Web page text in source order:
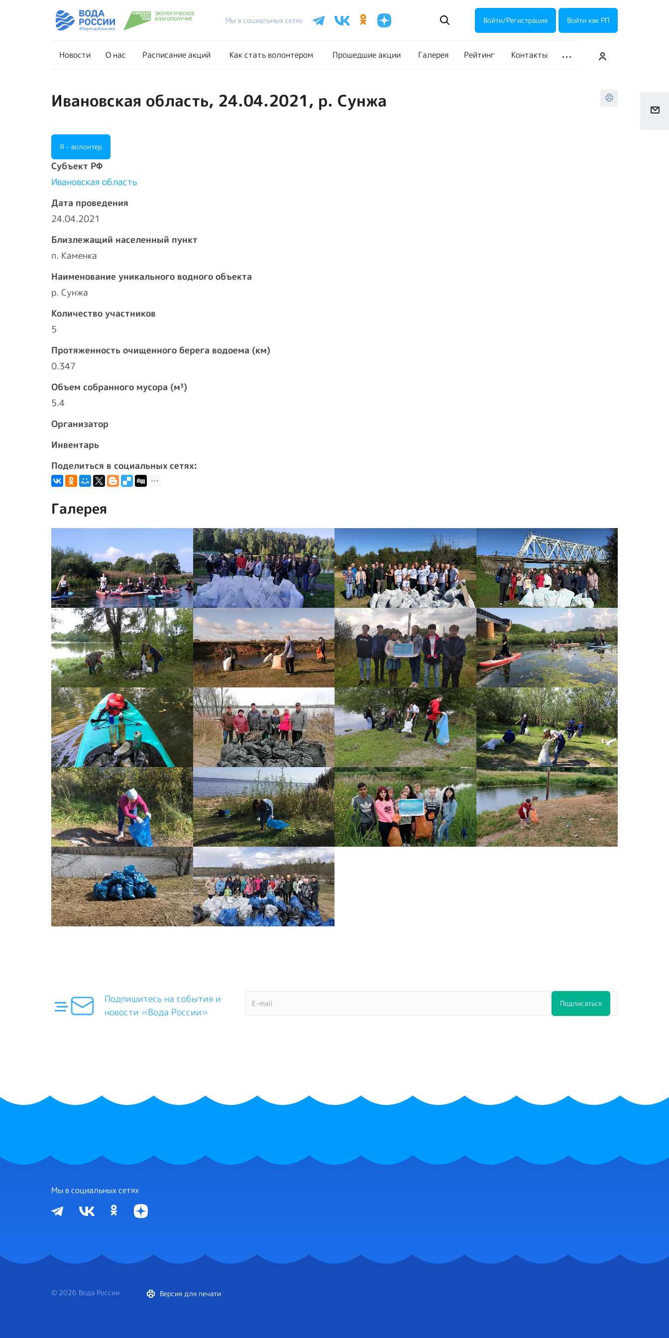
Мы в социальных сетях Войти/Регистрация Войти как РП
Новости О нас Расписание акций Как стать волонтером Прошедшие акции Галерея Рейтинг Контакты
Новости О нас Как стать волонтером Прошедшие акции
Ивановская область, 24.04.2021, р. Сунжа
Я - волонтер
Cубъект РФ
Ивановская область
Дата проведения
24.04.2021
Близлежащий населенный пункт
п. Каменка
Наименование уникального водного объекта
р. Сунжа
Количество участников
5
Протяженность очищенного берега водоема (км)
0.347
Объем собранного мусора (м³)
5.4
Организатор
Инвентарь
Поделиться в социальных сетях:
Галерея
Подпишитесь на события и
новости «Вода России»
Мы в социальных сетях
© 2026 Вода России Версия для печати